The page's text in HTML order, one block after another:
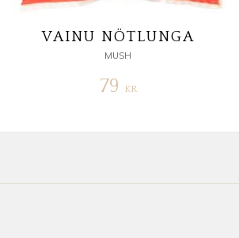
VAINU NÖTLUNGA
MUSH
79 KR